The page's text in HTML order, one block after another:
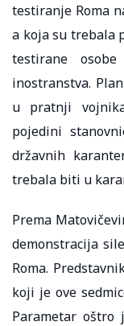
testiranje Roma
a koja su trebala
testirane
inostranstva.
u pratnji
pojedini
državnih
trebala biti u
Prema
demonstracija
Roma.
koji je ove
Parametar oštro